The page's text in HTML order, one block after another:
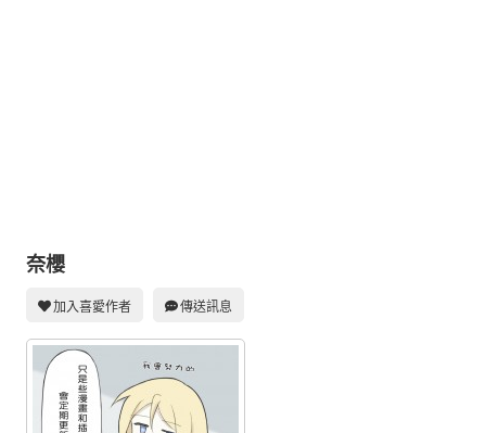
攤位轉讓區
會員功能選單
會員中心
註冊會員
奈櫻
加入喜愛作者 傳送訊息